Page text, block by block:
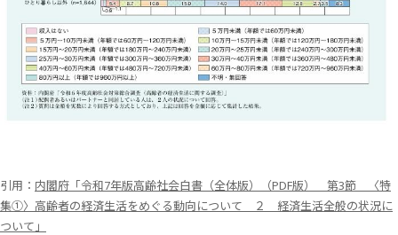
引用： 内閣府「令和7年版高齢社会白書（全体版）（PDF版） 第3節 〈特
集①〉高齢者の経済生活をめぐる動向について ２ 経済生活全般の状況に
ついて」